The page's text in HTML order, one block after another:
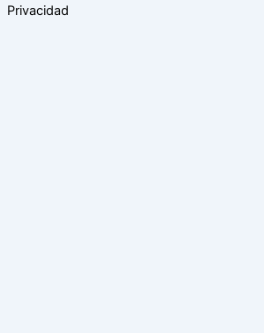
Privacidad